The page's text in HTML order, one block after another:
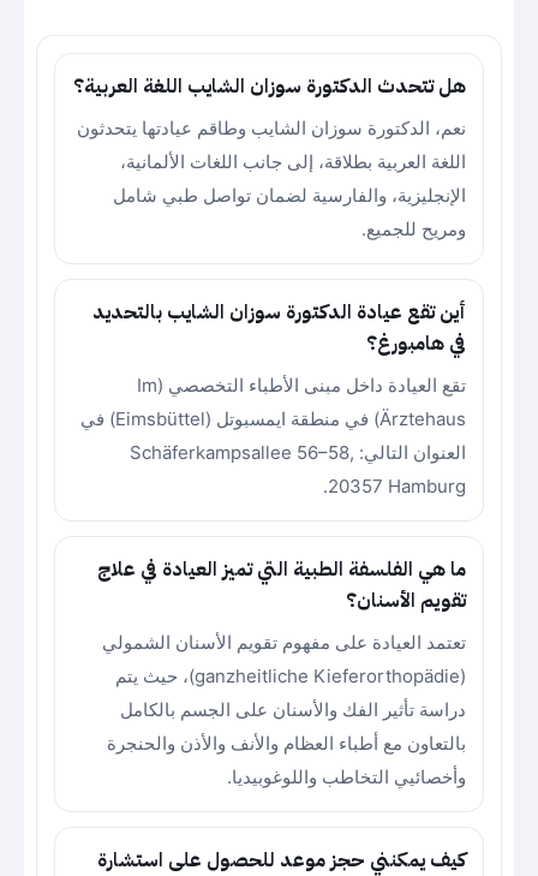
هل تتحدث الدكتورة سوزان الشايب اللغة العربية؟
نعم، الدكتورة سوزان الشايب وطاقم عيادتها يتحدثون
اللغة العربية بطلاقة، إلى جانب اللغات الألمانية،
الإنجليزية، والفارسية لضمان تواصل طبي شامل
ومريح للجميع.
أين تقع عيادة الدكتورة سوزان الشايب بالتحديد
في هامبورغ؟
تقع العيادة داخل مبنى الأطباء التخصصي (Im
Ärztehaus) في منطقة ايمسبوتل (Eimsbüttel) في
العنوان التالي: Schäferkampsallee 56–58,
20357 Hamburg.
ما هي الفلسفة الطبية التي تميز العيادة في علاج
تقويم الأسنان؟
تعتمد العيادة على مفهوم تقويم الأسنان الشمولي
(ganzheitliche Kieferorthopädie)، حيث يتم
دراسة تأثير الفك والأسنان على الجسم بالكامل
بالتعاون مع أطباء العظام والأنف والأذن والحنجرة
وأخصائيي التخاطب واللوغوبيديا.
كيف يمكنني حجز موعد للحصول على استشارة